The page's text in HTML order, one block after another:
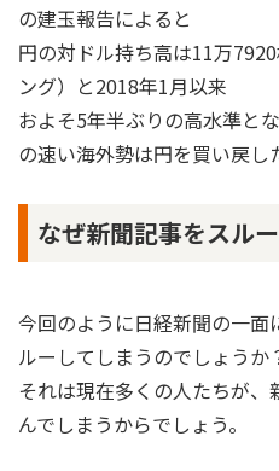
の建玉報告によると
円の対ドル持ち高は11万
ング）と2018年1月以来
およそ5年半ぶりの高水準と
の速い海外勢は円を買い戻し
なぜ新聞記事をスル
今回のように日経新聞の一
ルーしてしまうのでしょうか
それは現在多くの人たちが
んでしまうからでしょう。